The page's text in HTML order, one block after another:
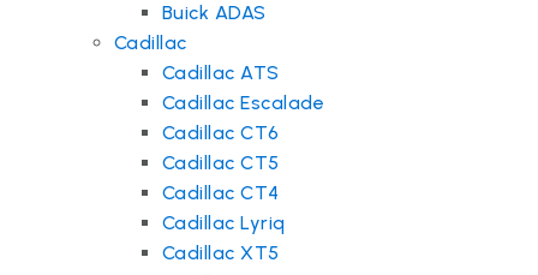
Buick ADAS
Cadillac
Cadillac ATS
Cadillac Escalade
Cadillac CT6
Cadillac CT5
Cadillac CT4
Cadillac Lyriq
Cadillac XT5